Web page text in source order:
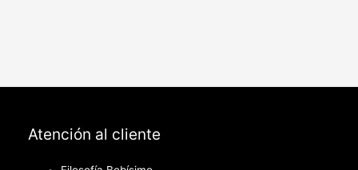
Atención al cliente